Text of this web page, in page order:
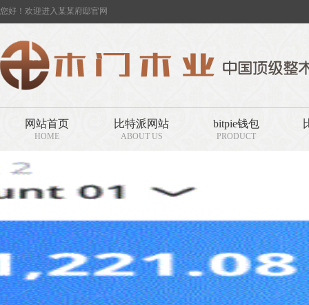
您好！欢迎进入某某府邸官网
网站首页
HOME
比特派网站
ABOUT US
bitpie钱包
PRODUCT